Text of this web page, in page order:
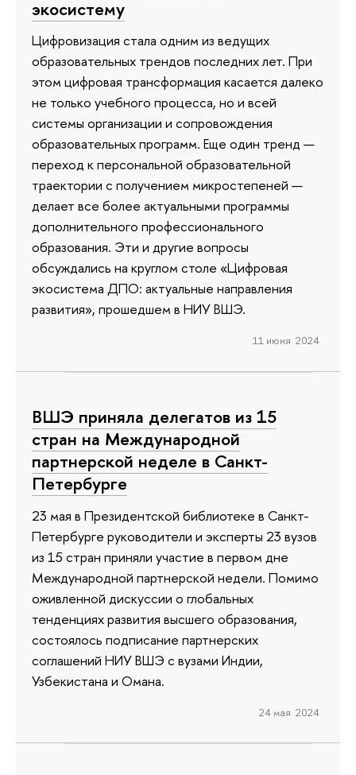
экосистему
Цифровизация стала одним из ведущих
образовательных трендов последних лет. При
этом цифровая трансформация касается далеко
не только учебного процесса, но и всей
системы организации и сопровождения
образовательных программ. Еще один тренд —
переход к персональной образовательной
траектории с получением микростепеней —
делает все более актуальными программы
дополнительного профессионального
образования. Эти и другие вопросы
обсуждались на круглом столе «Цифровая
экосистема ДПО: актуальные направления
развития», прошедшем в НИУ ВШЭ.
11 июня 2024
ВШЭ приняла делегатов из 15
стран на Международной
партнерской неделе в Санкт-
Петербурге
23 мая в Президентской библиотеке в Санкт-
Петербурге руководители и эксперты 23 вузов
из 15 стран приняли участие в первом дне
Международной партнерской недели. Помимо
оживленной дискуссии о глобальных
тенденциях развития высшего образования,
состоялось подписание партнерских
соглашений НИУ ВШЭ с вузами Индии,
Узбекистана и Омана.
24 мая 2024